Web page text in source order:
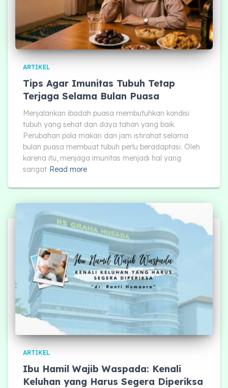
ARTIKEL
Tips Agar Imunitas Tubuh Tetap
Terjaga Selama Bulan Puasa
Menjalankan ibadah puasa membutuhkan kondisi
tubuh yang sehat dan daya tahan yang baik.
Perubahan pola makan dan jam istirahat selama
bulan puasa membuat tubuh perlu beradaptasi. Oleh
karena itu, menjaga imunitas menjadi hal yang
sangat Read more
ARTIKEL
Ibu Hamil Wajib Waspada: Kenali
Keluhan yang Harus Segera Diperiksa